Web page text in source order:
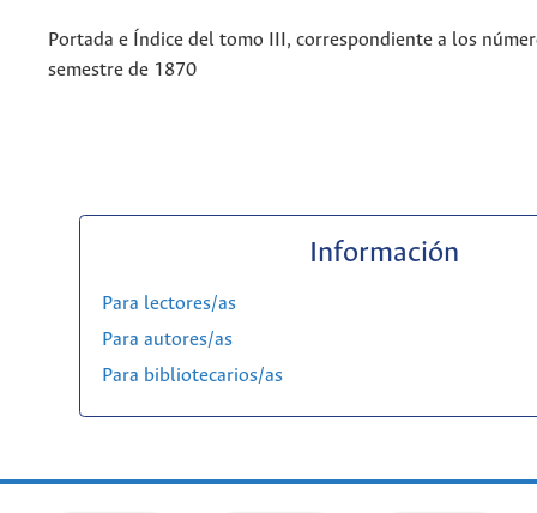
Portada e Índice del tomo III, correspondiente a los
semestre de 1870
Información
Para lectores/as
Para autores/as
Para bibliotecarios/as